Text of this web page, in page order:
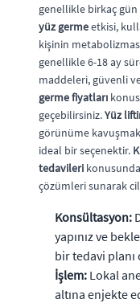
genellikle birkaç
yüz germeetkisi,
kişinin
genellikle 6-18 ay
maddeleri, güvenli
germe fiyatları
geçebilirsiniz.Yüz
görünüme
ideal bir seçenektir.
tedavileri
çözümleri sunarak
Konsültasyon:
yapınız ve
bir tedavi
İşlem: Lokal
altına enjekte